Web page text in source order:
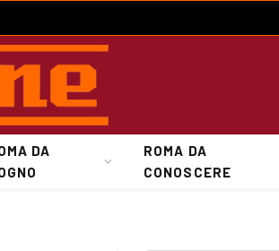
DA
ROMA DA
CONOSCERE